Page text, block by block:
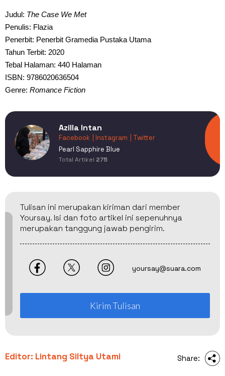
Judul: The Case We Met
Penulis: Flazia
Penerbit: Penerbit Gramedia Pustaka Utama
Tahun Terbit: 2020
Tebal Halaman: 440 Halaman
ISBN: 9786020636504
Genre: Romance Fiction
Azilla Intan
Facebook | Instagram
| Twitter
Pearl Sapphire Blue
Total Artikel 275
Tulisan ini merupakan kiriman dari member
Yoursay. Isi dan foto artikel ini sepenuhnya
merupakan tanggung jawab pengirim.
yoursay@suara.com
Kirim Tulisan
Editor: Lintang Siltya Utami Share: